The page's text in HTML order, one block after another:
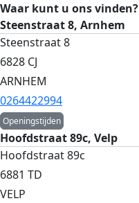
Waar kunt u ons vinden?
Steenstraat 8, Arnhem
Steenstraat 8
6828 CJ
ARNHEM
0264422994
Openingstijden
Hoofdstraat 89c, Velp
Hoofdstraat 89c
6881 TD
VELP